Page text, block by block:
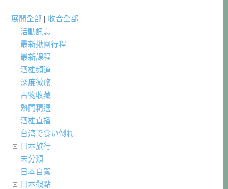
展開全部 | 收合全部
活動訊息
最新揪團行程
最新課程
酒雄頻道
深度微旅
古物收藏
熱門精選
酒雄直播
台湾で食い倒れ
日本旅行
未分類
日本自駕
日本觀點